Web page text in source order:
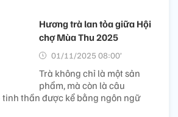
Hương trà lan tỏa giữa Hội
chợ Mùa Thu 2025
01/11/2025 08:00’
Trà không chỉ là một sản
phẩm, mà còn là câu
thần được kể bằng ngôn ngữ